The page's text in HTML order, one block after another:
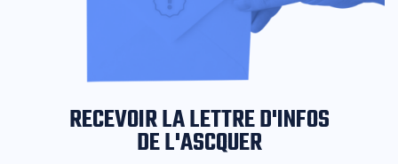
RECEVOIR LA LETTRE D'INFOS
DE L'ASCQUER